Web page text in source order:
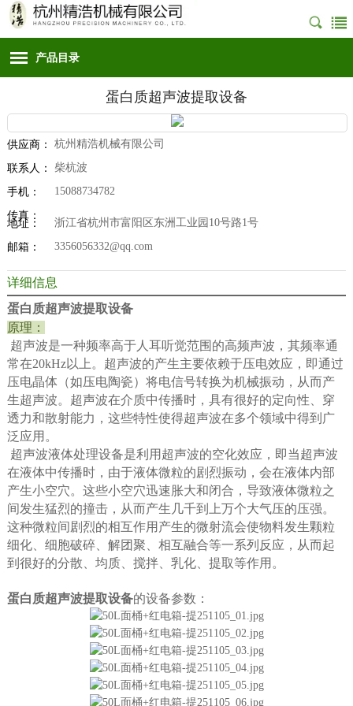
产品目录
蛋白质超声波提取设备
供应商： 杭州精浩机械有限公司
联系人： 柴杭波
手机： 15088734782
传真：
地址： 浙江省杭州市富阳区东洲工业园10号路1号
邮箱： 3356056332@qq.com
详细信息
蛋白质超声波提取设备
原理：
超声波是一种频率高于人耳听觉范围的高频声波，其频率通
常在20kHz以上。超声波的产生主要依赖于压电效应，即通过
压电晶体（如压电陶瓷）将电信号转换为机械振动，从而产
生超声波。超声波在介质中传播时，具有很好的定向性、穿
透力和散射能力，这些特性使得超声波在多个领域中得到广
泛应用。
超声波液体处理设备是利用超声波的空化效应，即当超声波
在液体中传播时，由于液体微粒的剧烈振动，会在液体内部
产生小空穴。这些小空穴迅速胀大和闭合，导致液体微粒之
间发生猛烈的撞击，从而产生几千到上万个大气压的压强。
这种微粒间剧烈的相互作用产生的微射流会使物料发生颗粒
细化、细胞破碎、解团聚、相互融合等一系列反应，从而起
到很好的分散、均质、搅拌、乳化、提取等作用。
蛋白质超声波提取设备的设备参数：